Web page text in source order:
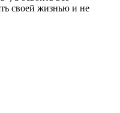
своей жизнью и не